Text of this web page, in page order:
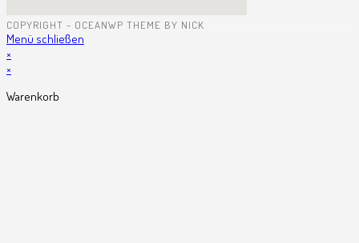
COPYRIGHT - OCEANWP THEME BY NICK
Menü schließen
×
×
Warenkorb